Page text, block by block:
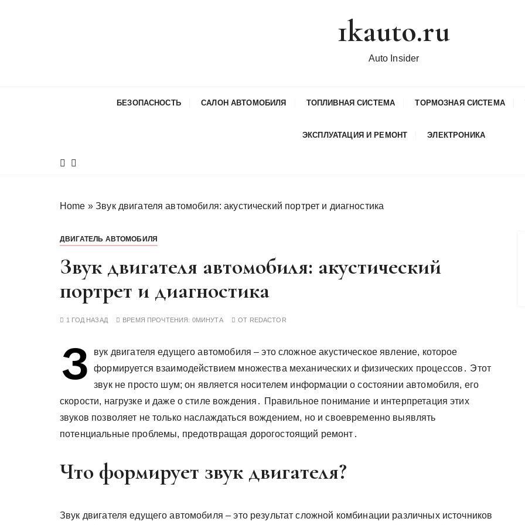
1kauto.ru
Auto Insider
БЕЗОПАСНОСТЬ САЛОН АВТОМОБИЛЯ ТОПЛИВНАЯ СИСТЕМА ТОРМОЗНАЯ СИСТЕМА
ЭКСПЛУАТАЦИЯ И РЕМОНТ ЭЛЕКТРОНИКА
Home »Звук двигателя автомобиля: акустический портрет и диагностика
ДВИГАТЕЛЬ АВТОМОБИЛЯ
Звук двигателя автомобиля: акустический
портрет и диагностика
1 ГОД НАЗАД ВРЕМЯ ПРОЧТЕНИЯ: 0МИНУТА ОТ REDACTOR
З
вук двигателя едущего автомобиля – это сложное акустическое явление, которое
формируется взаимодействием множества механических и физических процессов․ Этот
звук не просто шум; он является носителем информации о состоянии автомобиля, его
скорости, нагрузке и даже о стиле вождения․ Правильное понимание и интерпретация этих
звуков позволяет не только наслаждаться вождением, но и своевременно выявлять
потенциальные проблемы, предотвращая дорогостоящий ремонт․
Что формирует звук двигателя?
Звук двигателя едущего автомобиля – это результат сложной комбинации различных источников